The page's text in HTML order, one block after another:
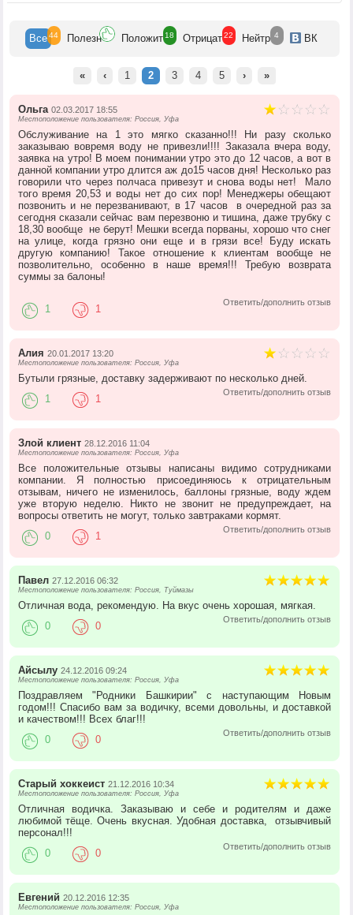
доброкачественной питьевой водой, созданной самой природой.
Все 44 Полезн Положит 18 Отрицат 22 Нейтр 4 ВК
« ‹ 1 2 3 4 5 › »
Ольга 02.03.2017 18:55
Местоположение пользователя: Россия, Уфа
Обслуживание на 1 это мягко сказанно!!! Ни разу сколько
заказываю вовремя воду не привезли!!!! Заказала вчера воду,
заявка на утро! В моем понимании утро это до 12 часов, а вот в
данной компании утро длится аж до15 часов дня! Несколько раз
говорили что через полчаса привезут и снова воды нет! Мало
того время 20,53 и воды нет до сих пор! Менеджеры обещают
позвонить и не перезванивают, в 17 часов в очередной раз за
сегодня сказали сейчас вам перезвоню и тишина, даже трубку с
18,30 вообще не берут! Мешки всегда порваны, хорошо что снег
на улице, когда грязно они еще и в грязи все! Буду искать
другую компанию! Такое отношение к клиентам вообще не
позволительно, особенно в наше время!!! Требую возврата
суммы за балоны!
Ответить/дополнить отзыв
1 1
Алия 20.01.2017 13:20
Местоположение пользователя: Россия, Уфа
Бутыли грязные, доставку задерживают по несколько дней.
Ответить/дополнить отзыв
1 1
Злой клиент 28.12.2016 11:04
Местоположение пользователя: Россия, Уфа
Все положительные отзывы написаны видимо сотрудниками
компании. Я полностью присоединяюсь к отрицательным
отзывам, ничего не изменилось, баллоны грязные, воду ждем
уже вторую неделю. Никто не звонит не предупреждает, на
вопросы ответить не могут, только завтраками кормят.
Ответить/дополнить отзыв
0 1
Павел 27.12.2016 06:32
Местоположение пользователя: Россия, Туймазы
Отличная вода, рекомендую. На вкус очень хорошая, мягкая.
Ответить/дополнить отзыв
0 0
Айсылу 24.12.2016 09:24
Местоположение пользователя: Россия, Уфа
Поздравляем "Родники Башкирии" с наступающим Новым
годом!!! Спасибо вам за водичку, всеми довольны, и доставкой
и качеством!!! Всех благ!!!
Ответить/дополнить отзыв
0 0
Старый хоккеист 21.12.2016 10:34
Местоположение пользователя: Россия, Уфа
Отличная водичка. Заказываю и себе и родителям и даже
любимой тёще. Очень вкусная. Удобная доставка, отзывчивый
персонал!!!
Ответить/дополнить отзыв
0 0
Евгений 20.12.2016 12:35
Местоположение пользователя: Россия, Уфа